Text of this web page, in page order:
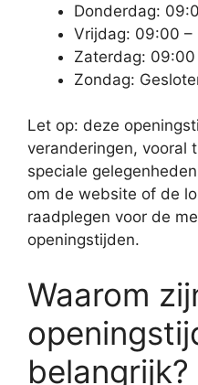
Donderdag:
Vrijdag: 09:00 –
Zaterdag: 09:00
Zondag:
Let op: deze
veranderingen, vooral
speciale
om de website of de
raadplegen voor de
openingstijden.
Waarom
belangrijk?